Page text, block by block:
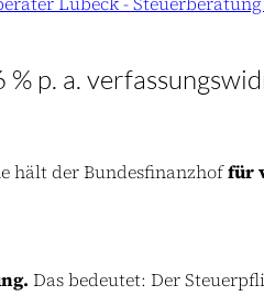
p. a.
hält der Bundesfinanzhoffür
Das bedeutet: Der